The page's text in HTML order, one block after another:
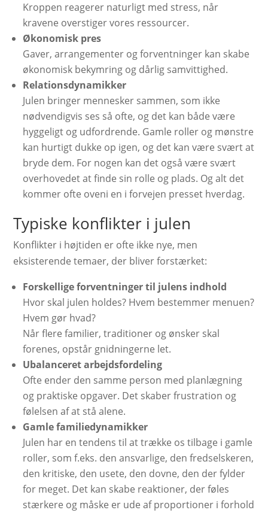
Kroppen reagerer naturligt med stress, når
kravene overstiger vores ressourcer.
Økonomisk pres
Gaver, arrangementer og forventninger kan skabe
økonomisk bekymring og dårlig samvittighed.
Relationsdynamikker
Julen bringer mennesker sammen, som ikke
nødvendigvis ses så ofte, og det kan både være
hyggeligt og udfordrende. Gamle roller og mønstre
kan hurtigt dukke op igen, og det kan være svært at
bryde dem. For nogen kan det også være svært
overhovedet at finde sin rolle og plads. Og alt det
kommer ofte oveni en i forvejen presset hverdag.
Typiske konflikter i julen
Konflikter i højtiden er ofte ikke nye, men
eksisterende temaer, der bliver forstærket:
Forskellige forventninger til julens indhold
Hvor skal julen holdes? Hvem bestemmer menuen?
Hvem gør hvad?
Når flere familier, traditioner og ønsker skal
forenes, opstår gnidningerne let.
Ubalanceret arbejdsfordeling
Ofte ender den samme person med planlægning
og praktiske opgaver. Det skaber frustration og
følelsen af at stå alene.
Gamle familiedynamikker
Julen har en tendens til at trække os tilbage i gamle
roller, som f.eks. den ansvarlige, den fredselskeren,
den kritiske, den usete, den dovne, den der fylder
for meget. Det kan skabe reaktioner, der føles
stærkere og måske er ude af proportioner i forhold